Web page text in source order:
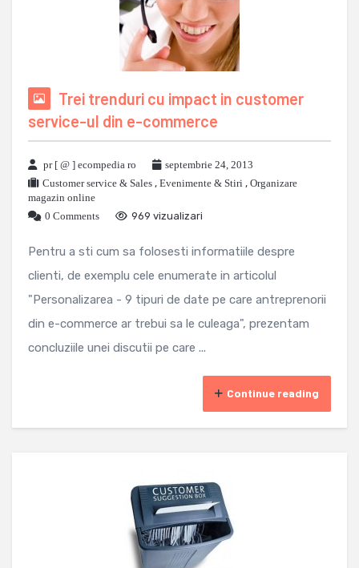
Trei trenduri cu impact in customer
service-ul din e-commerce
pr [ @ ] ecompedia ro
septembrie 24, 2013
Customer service & Sales , Evenimente & Stiri , Organizare
magazin online
0 Comments
969 vizualizari
Pentru a sti cum sa folosesti informatiile despre
clienti, de exemplu cele enumerate in articolul
"Personalizarea - 9 tipuri de date pe care antreprenorii
din e-commerce ar trebui sa le culeaga", prezentam
concluziile unei discutii pe care ...
Continue reading